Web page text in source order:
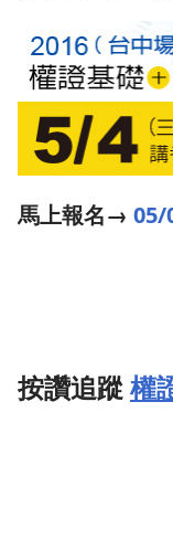
馬上報名→ 05/
按讚追蹤權